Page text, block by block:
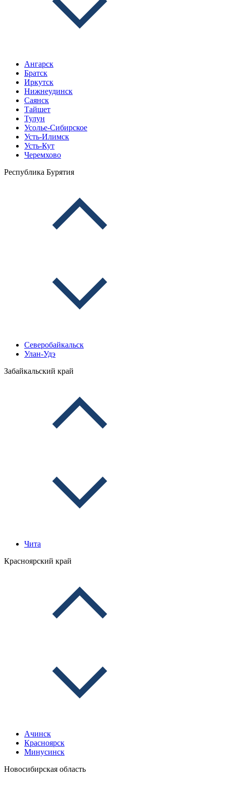
Ангарск
Братск
Иркутск
Нижнеудинск
Саянск
Тайшет
Тулун
Усолье-Сибирское
Усть-Илимск
Усть-Кут
Черемхово
Республика Бурятия
Северобайкальск
Улан-Удэ
Забайкальский край
Чита
Красноярский край
Ачинск
Красноярск
Минусинск
Новосибирская область